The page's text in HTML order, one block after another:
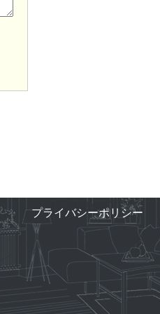
プライバシーポリシー